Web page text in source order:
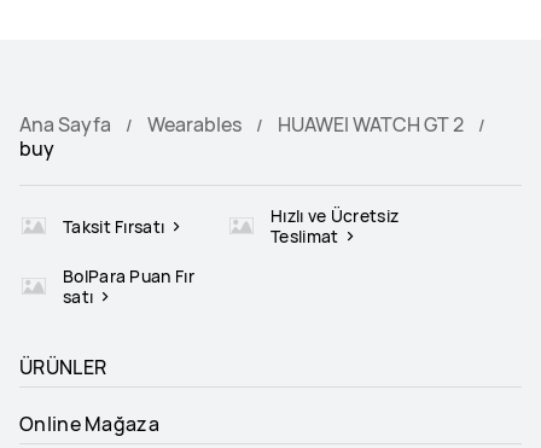
Ana Sayfa Wearables
HUAWEI WATCH GT 2
buy
Taksit Fırsatı
Hızlı ve Ücretsiz
Teslimat
BolPara Puan Fır
satı
ÜRÜNLER
Online Mağaza